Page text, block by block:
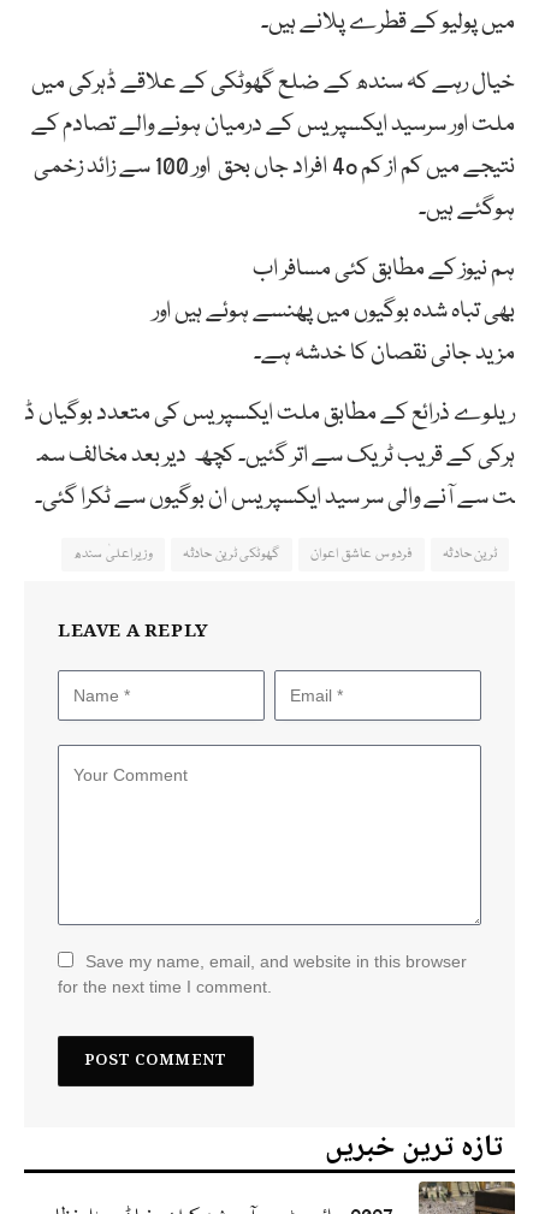
میں پولیو کے قطرے پلانے ہیں۔
خیال رہے کہ سندھ کے ضلع گھوٹکی کے علاقے ڈہرکی میں
ملت اور سرسید ایکسپریس کے درمیان ہونے والے تصادم کے
نتیجے میں کم از کم 4o افراد جاں بحق اور 100 سے زائد زخمی
ہوگئے ہیں۔
ہم نیوز کے مطابقکئیمسافر اب
بھیتباہشدہبوگیوںمیںپھنسےہوئےہیں اور
مزیدجانینقصانکاخدشہ ہے۔
ریلوےذرائعکےمطابقملتایکسپریسکیمتعددبوگیاںڈ
ہرکیکےقریبٹریکسےاترگئیں۔کچھ دیربعدمخالفسم
تسےآنےوالیسرسیدایکسپریسانبوگیوںسےٹکراگئی۔
ٹرین حادثہ فردوس عاشق اعوان گھوٹکی ٹرین حادثہ وزیراعلیٰ سندھ
LEAVE A REPLY
Save my name, email, and website in this browser
for the next time I comment.
تازہ ترین خبریں